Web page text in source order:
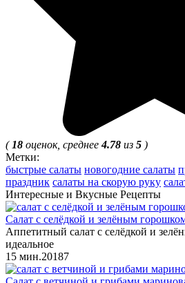
( 18 оценок, среднее4.78 из 5 )
Метки:
быстрые салаты новогодние салаты
праздник салаты на скорую руку
Интересные и Вкусные Рецепты
Салат с селёдкой и зелёным
Аппетитный салат с селёдкой и
идеальное
15 мин.20187